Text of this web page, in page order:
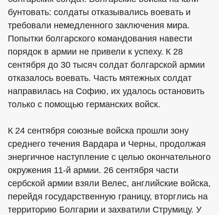
бунтовать: солдаты отказывались воевать и
требовали немедленного заключения мира.
Попытки болгарского командования навести
порядок в армии не привели к успеху. К 28
сентября до 30 тысяч солдат болгарской армии
отказалось воевать. Часть мятежных солдат
направилась на Софию, их удалось остановить
только с помощью германских войск.
К 24 сентября союзные войска прошли зону
среднего течения Вардара и Черны, продолжая
энергичное наступление с целью окончательного
окружения 11-й армии. 26 сентября части
сербской армии взяли Велес, английские войска,
перейдя государственную границу, вторглись на
территорию Болгарии и захватили Струмицу. У